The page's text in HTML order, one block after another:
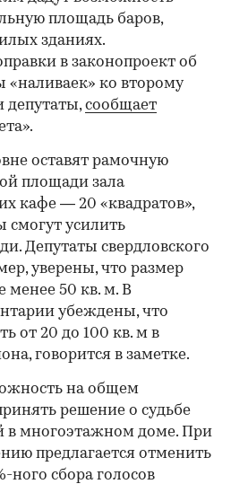
площадь баров,
зданиях.
в законопроект об
«наливаек» ко второму
депутаты,сообщает
оставят рамочную
площади зала
кафе — 20 «квадратов»,
смогут усилить
Депутаты свердловского
уверены, что размер
менее 50 кв. м. В
убеждены, что
от 20 до 100 кв. м в
говорится в заметке.
на общем
решение о судьбе
в многоэтажном доме. При
предлагается отменить
ного сбора голосов